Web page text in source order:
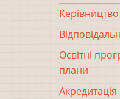
Керівництво
Освітні
плани
Акредитація